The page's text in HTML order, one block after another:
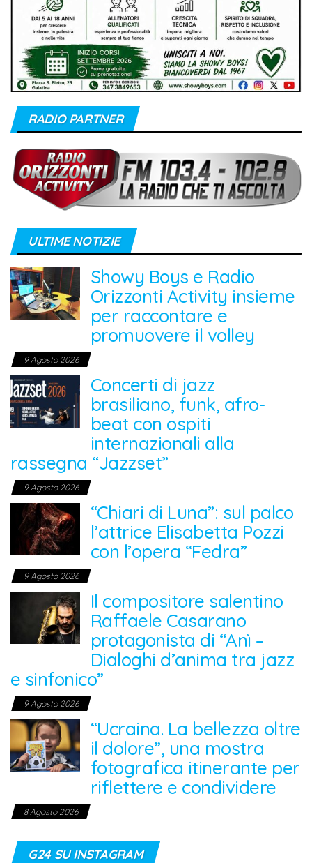
RADIO PARTNER
ULTIME NOTIZIE
Showy Boys e Radio
Orizzonti Activity insieme
per raccontare e
promuovere il volley
9 Agosto 2026
Concerti di jazz
brasiliano, funk, afro-
beat con ospiti
internazionali alla
rassegna “Jazzset”
9 Agosto 2026
“Chiari di Luna”: sul palco
l’attrice Elisabetta Pozzi
con l’opera “Fedra”
9 Agosto 2026
Il compositore salentino
Raffaele Casarano
protagonista di “Anì –
Dialoghi d’anima tra jazz
e sinfonico”
9 Agosto 2026
“Ucraina. La bellezza oltre
il dolore”, una mostra
fotografica itinerante per
riflettere e condividere
8 Agosto 2026
G24 SU INSTAGRAM